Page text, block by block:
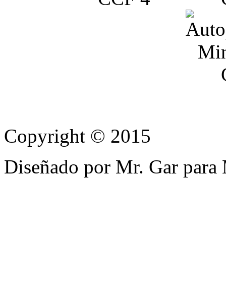
Copyright © 2015
Diseñado por Mr. Gar